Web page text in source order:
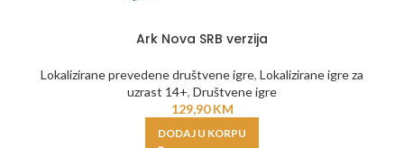
Ark Nova SRB verzija
Lokalizirane prevedene društvene igre, Lokalizirane igre za
uzrast 14+, Društvene igre
129,90KM
DODAJ U KORPU